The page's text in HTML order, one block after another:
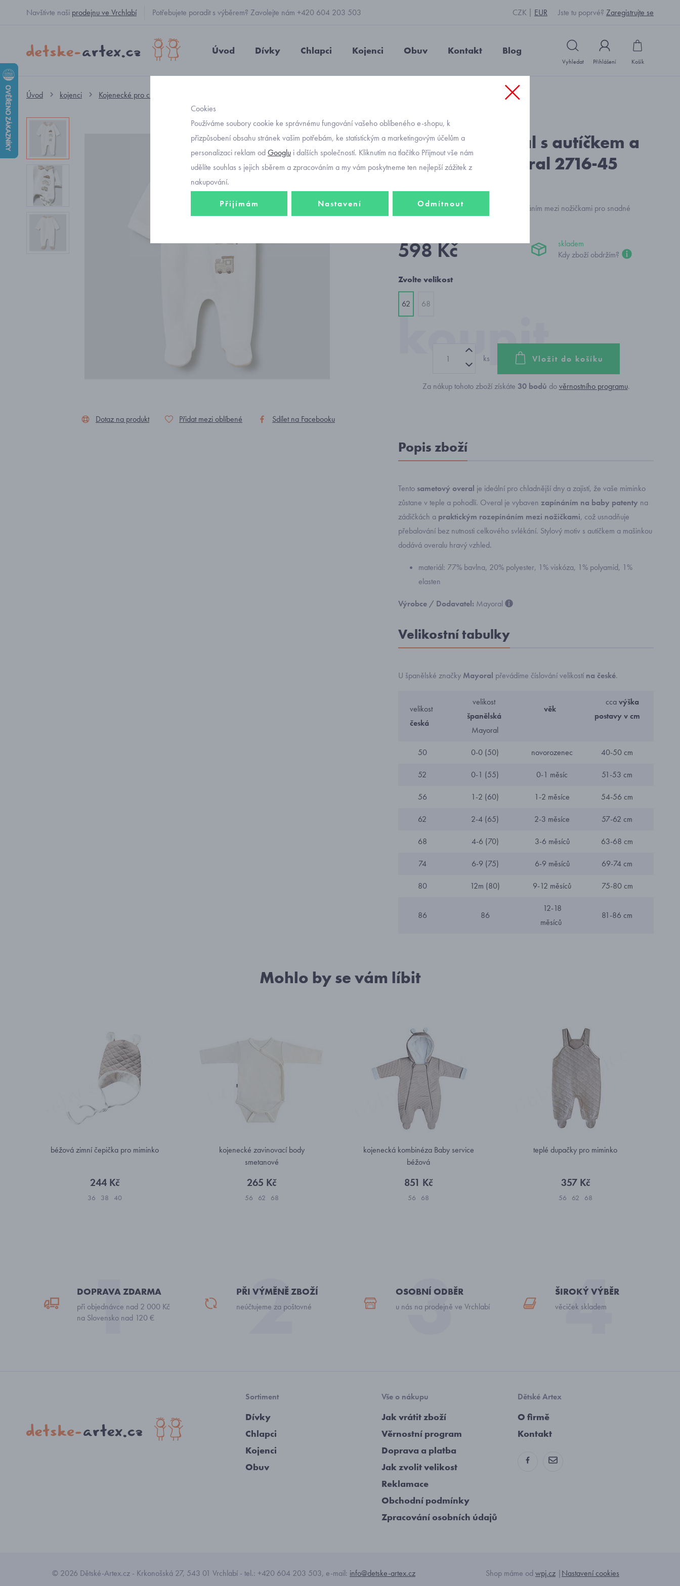
Navštivte naši prodejnu ve Vrchlabí Potřebujete poradit s výběrem? Zavolejte nám +420 604 203 503 CZK EUR Jste tu poprvé? Zaregistrujte se
Úvod Dívky Chlapci Kojenci Obuv Kontakt Blog
Vyhledat Přihlášení Košík
Úvod kojenci Kojenecké pro chlapečky
Dotaz na produkt Přidat mezi oblíbené Sdílet na Facebooku
Objednávací kód: Y2139_smetanová
kojenecký overal s autíčkem a
mašinkou Mayoral 2716-45
Teplý sametový overal s praktickým zapínáním mezi nožičkami pro snadné
598 Kč
skladem
Kdy zboží obdržím?
Zvolte velikost
62 68
ks Vložit do košíku
Za nákup tohoto zboží získáte 30bodů dověrnostního programu.
Popis zboží
Tento sametový overal je ideální pro chladnější dny a zajistí, že vaše miminko
zůstane v teple a pohodlí. Overal je vybaven zapínáním na baby patenty na
zádičkách a praktickým rozepínáním mezi nožičkami, což usnadňuje
přebalování bez nutnosti celkového svlékání. Stylový motiv s autíčkem a mašinkou
dodává overalu hravý vzhled.
materiál: 77% bavlna, 20% polyester, 1% viskóza, 1% polyamid, 1%
elasten
Výrobce / Dodavatel: Mayoral
Velikostní tabulky
U španělské značky Mayoral převádíme číslování velikostí na české.
velikost
česká
velikost
španělská
Mayoral
věk
ccavýška
postavy v cm
50 0-0 (50) novorozenec 40-50 cm
52 0-1 (55) 0-1 měsíc 51-53 cm
56 1-2 (60) 1-2 měsíce 54-56 cm
62 2-4 (65) 2-3 měsíce 57-62 cm
68 4-6 (70) 3-6 měsíců 63-68 cm
74 6-9 (75) 6-9 měsíců 69-74 cm
80 12m (80) 9-12 měsíců 75-80 cm
86 86
12-18
měsíců
81-86 cm
Mohlo by se vám líbit
béžová zimní čepička pro miminko
244 Kč
36 38 40
kojenecké zavinovací body
smetanové
265 Kč
56 62 68
kojenecká kombinéza Baby service
béžová
851 Kč
56 68
teplé dupačky pro miminko
357 Kč
56 62 68
DOPRAVA ZDARMA
při objednávce nad 2 000 Kč
na Slovensko nad 120 €
PŘI VÝMĚNĚ ZBOŽÍ
neúčtujeme za poštovné
OSOBNÍ ODBĚR
u nás na prodejně ve Vrchlabí
ŠIROKÝ VÝBĚR
věciček skladem
Sortiment
Dívky
Chlapci
Kojenci
Obuv
Vše o nákupu
Jak vrátit zboží
Věrnostní program
Doprava a platba
Jak zvolit velikost
Reklamace
Obchodní podmínky
Zpracování osobních údajů
Dětské Artex
O firmě
Kontakt
© 2026 Dětské-Artex.cz - Krkonošská 27, 543 01 Vrchlabí - tel.: +420 604 203 503, e-mail: info@detske-artex.cz Shop máme od wpj.cz |Nastavení cookies
Cookies
Používáme soubory cookie ke správnému fungování vašeho oblíbeného e-shopu, k
přizpůsobení obsahu stránek vašim potřebám, ke statistickým a marketingovým účelům a
personalizaci reklam odGooglu i dalších společností. Kliknutím na tlačítko Přijmout vše nám
udělíte souhlas s jejich sběrem a zpracováním a my vám poskytneme ten nejlepší zážitek z
nakupování.
Přijímám Nastavení Odmítnout